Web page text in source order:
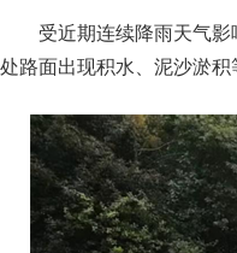
受近期连续降雨天气影
处路面出现积水、泥沙淤